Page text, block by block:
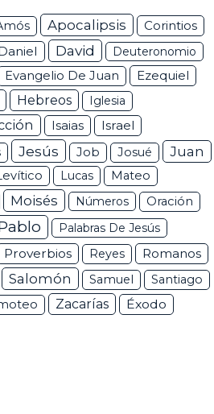
Apocalipsis Corintios
David Deuteronomio
Evangelio De Juan Ezequiel
Hebreos Iglesia
Isaias Israel
Jesús Job Josué Juan
Lucas
Mateo
Moisés Números
Oración
Palabras De Jesús
Proverbios Reyes
Romanos
Salomón Samuel
Santiago
Zacarías Éxodo